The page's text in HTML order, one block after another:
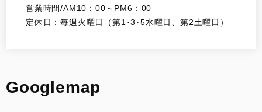
営業時間/AM10：00～PM6：00
定休日：毎週火曜日（第1･3･5水曜日、第2土曜日）
Googlemap